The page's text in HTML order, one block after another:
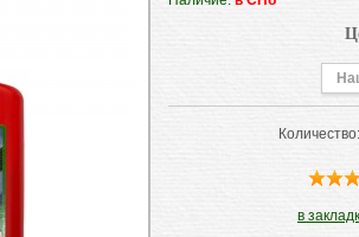
Количество:
в